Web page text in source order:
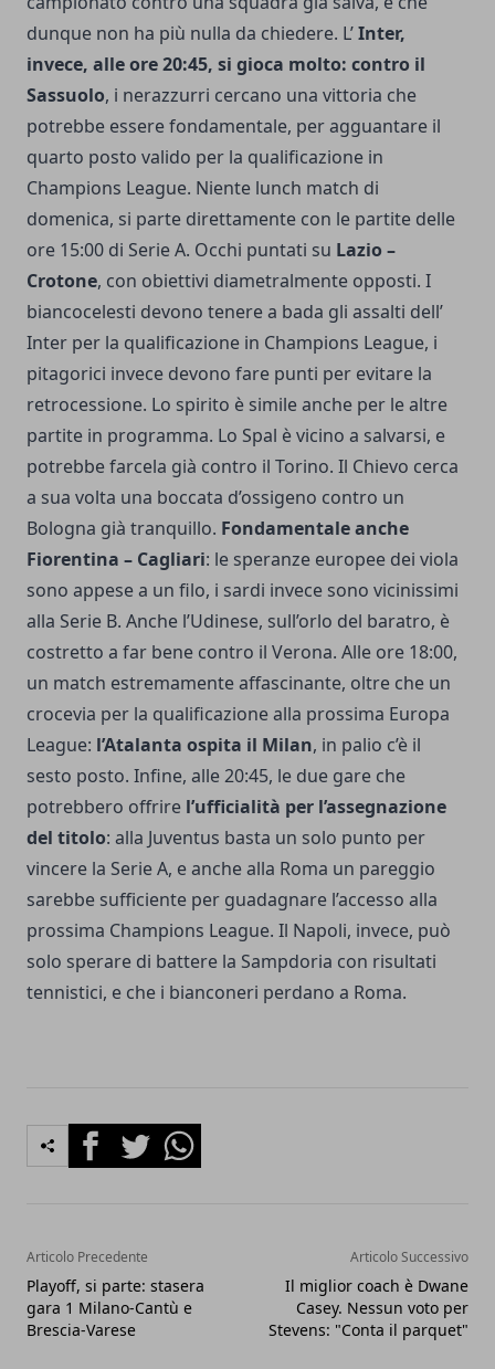
dunque non ha più nulla da chiedere. L’Inter,
invece, alle ore 20:45, si gioca molto: contro il
Sassuolo, i nerazzurri cercano una vittoria che
potrebbe essere fondamentale, per agguantare il
quarto posto valido per la qualificazione in
Champions League. Niente lunch match di
domenica, si parte direttamente con le partite delle
ore 15:00 di Serie A. Occhi puntati su Lazio –
Crotone, con obiettivi diametralmente opposti. I
biancocelesti devono tenere a bada gli assalti dell’
Inter per la qualificazione in Champions League, i
pitagorici invece devono fare punti per evitare la
retrocessione. Lo spirito è simile anche per le altre
partite in programma. Lo Spal è vicino a salvarsi, e
potrebbe farcela già contro il Torino. Il Chievo cerca
a sua volta una boccata d’ossigeno contro un
Bologna già tranquillo. Fondamentale anche
Fiorentina – Cagliari: le speranze europee dei viola
sono appese a un filo, i sardi invece sono vicinissimi
alla Serie B. Anche l’Udinese, sull’orlo del baratro, è
costretto a far bene contro il Verona. Alle ore 18:00,
un match estremamente affascinante, oltre che un
crocevia per la qualificazione alla prossima Europa
League: l’Atalanta ospita il Milan, in palio c’è il
sesto posto. Infine, alle 20:45, le due gare che
potrebbero offrire l’ufficialità per l’assegnazione
del titolo: alla Juventus basta un solo punto per
vincere la Serie A, e anche alla Roma un pareggio
sarebbe sufficiente per guadagnare l’accesso alla
prossima Champions League. Il Napoli, invece, può
solo sperare di battere la Sampdoria con risultati
tennistici, e che i bianconeri perdano a Roma.
FacebookTwitterWhatsapp
Articolo Precedente
Playoff, si parte: stasera
gara 1 Milano-Cantù e
Brescia-Varese
Articolo Successivo
Il miglior coach è Dwane
Casey. Nessun voto per
Stevens: "Conta il parquet"